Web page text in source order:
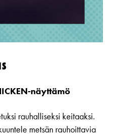
näyttämö
rauhalliseksi keitaaksi.
metsän rauhoittavia